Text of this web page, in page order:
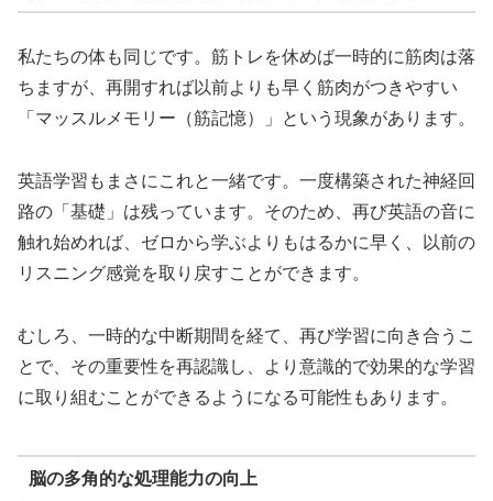
私たちの体も同じです。筋トレを休めば一時的に筋肉は落
ちますが、再開すれば以前よりも早く筋肉がつきやすい
「マッスルメモリー（筋記憶）」という現象があります。
英語学習もまさにこれと一緒です。一度構築された神経回
路の「基礎」は残っています。そのため、再び英語の音に
触れ始めれば、ゼロから学ぶよりもはるかに早く、以前の
リスニング感覚を取り戻すことができます。
むしろ、一時的な中断期間を経て、再び学習に向き合うこ
とで、その重要性を再認識し、より意識的で効果的な学習
に取り組むことができるようになる可能性もあります。
脳の多角的な処理能力の向上